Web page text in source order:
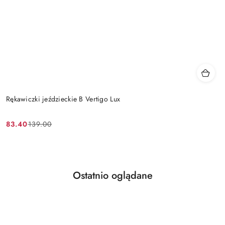
Rękawiczki jeździeckie B Vertigo Lux
Cena
83.40
Cena 139.00
Pomiń karuzelę produktów
Produkty
Ostatnio oglądane